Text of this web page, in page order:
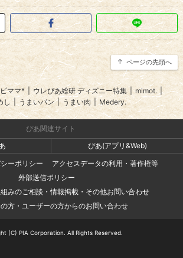
ページの先頭へ
ママ* ウレぴあ総研 ディズニー特集 mimot. |
し | うまいパン | うまい肉 | Medery.
ぴあ関連サイト
ぴあ(アプリ&Web)
ーポリシー
アクセスデータの利用・著作権等
外部送信ポリシー
みのご相談・情報掲載・その他お問い合わせ
方・ユーザーの方からのお問い合わせ
(C) PIA Corporation. All Rights Reserved.